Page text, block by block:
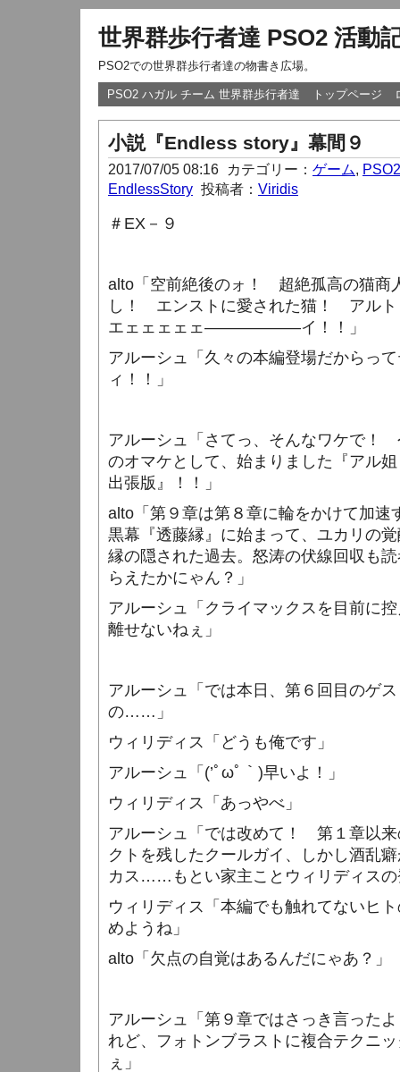
世界群歩行者達 PSO2 活動
PSO2での世界群歩行者達の物書き広場。
PSO2 ハガル チーム 世界群歩行者達 トップページ
小説『Endless story』幕間９
2017/07/05 08:16 カテゴリー： ゲーム, PSO2
EndlessStory 投稿者： Viridis
＃ EX －９
alto 「空前絶後のォ！ 超絶孤高の猫
し！ エンストに愛された猫！ アル
エェェェェェ――――――イ！！」
アルーシュ「久々の本編登場だからっ
ィ！！」
アルーシュ「さてっ、そんなワケで！
のオマケとして、始まりました『アル
出張版』！！」
alto 「第９章は第８章に輪をかけて加
黒幕『透藤縁』に始まって、ユカリの
縁の隠された過去。怒涛の伏線回収も
らえたかにゃん？」
アルーシュ「クライマックスを目前に
離せないねぇ」
アルーシュ「では本日、第６回目のゲ
の……」
ウィリディス「どうも俺です」
アルーシュ「 (’ﾟωﾟ｀ )早いよ！」
ウィリディス「あっやべ」
アルーシュ「では改めて！ 第１章以
クトを残したクールガイ、しかし酒乱
カス……もとい家主ことウィリディスの
ウィリディス「本編でも触れてないヒ
めようね」
alto 「欠点の自覚はあるんだにゃあ？」
アルーシュ「第９章ではさっき言った
れど、フォトンブラストに複合テクニ
ぇ」